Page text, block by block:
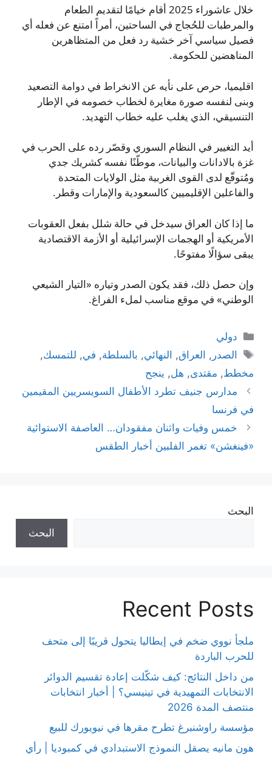
خلال عاشوراء 2025 أقام خيامًا لتقديم الطعام
والمرطبات للحُجاج في الساحتين، أمراً امتنع عن فعله أي
فصيل سياسي آخر خشية رد فعل من المتظاهرين
المناهضين للحكومة.
اقليميا، حرص على نأيه عن الانخراط في دوامة التصعيد
وبنى لنفسه صورة مغايرة لخطاب خصومه في الإطار
التنسيقي، الذي يغلب عليه خطاب التهديد.
أيد التغيير في النظام السوري وقصّر رده على الحرب في
غزة بالادانات والبيانات، موطّنًا نفسه كشريك جدي
ومُتوقّع لدى القوى الغربية مثل الولايات المتحدة
والفاعلين الإقليميين كالسعودية والإمارات وقطر.
ما إذا كان العراق سيدخل في حالة شلل بفعل العقوبات
الأمريكية أو الهجمات الإسرائيلية أو الأزمة الاقتصادية
يبقى سؤالًا مفتوحًا.
وإن حصل ذلك، فقد يكون الصدر وتياره «التيار الشيعي
الوطني» في موقع مناسب لملء الفراغ.
التصنيفات
دولي
الوسوم
الصدر , العراق, النهائي, بالسلطة, في, للتمسك,
مخطط, مقتدى, هل, ينجح
مدارس جنيف تطرد الأطفال السويسريين المقيمين
في فرنسا
خمس وفيات واثنان مفقودان… العاصفة الاستوائية
«فينغشن» تغمر الفلبين أخبار الطقس
البحث
البحث
Recent Posts
ملجأ نووي ضخم في إيطاليا يتحول قريبًا إلى متحف
للحرب الباردة
من داخل النتائج: كيف شكّلت إعادة تقسيم الدوائر
الانتخابات التمهيدية في تينيسي؟ | أخبار انتخابات
منتصف المدة 2026
مؤسسة راوشنبرغ تطرح مقرها في نيويورك للبيع
هون مانيه يصقل النموذج الاستبدادي في كمبوديا | رأي